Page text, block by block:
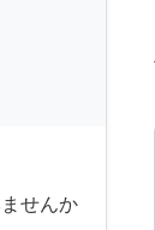
せんか